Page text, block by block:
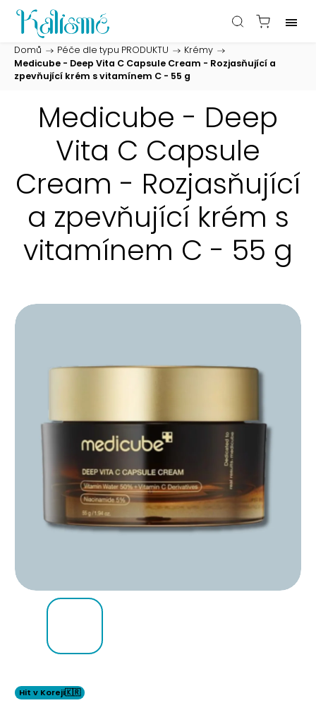
Domů / Péče dle typu PRODUKTU / Krémy /
Medicube - Deep Vita C Capsule Cream - Rozjasňující a
zpevňující krém s vitamínem C - 55 g
Medicube - Deep
Vita C Capsule
Cream - Rozjasňující
a zpevňující krém s
vitamínem C - 55 g
Hit v Koreji🇰🇷